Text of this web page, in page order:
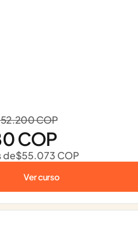
COP
COP
de$55.073 COP
Ver curso